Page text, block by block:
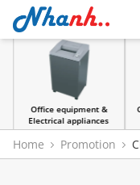
Office equipment &
Electrical appliances
Home Promotion
da hàn KAWATE (K-